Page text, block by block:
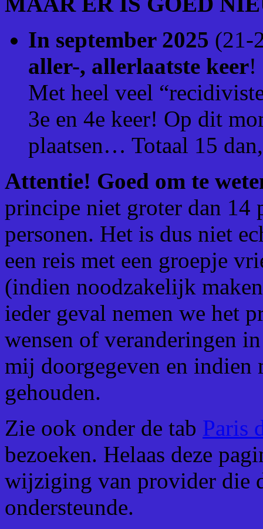
In september 2025 (21-
aller-, allerlaatste keer!
Met heel veel
3e en 4e keer! Op dit
plaatsen… Totaal 15
Attentie! Goed om te
principe niet groter dan 14
personen. Het is dus niet
een reis met een groepje
(indien noodzakelijk
ieder geval nemen we het
wensen of veranderingen
mij doorgegeven en
gehouden.
Zie ook onder de tab Paris
bezoeken. Helaas deze
wijziging van provider die
ondersteunde.